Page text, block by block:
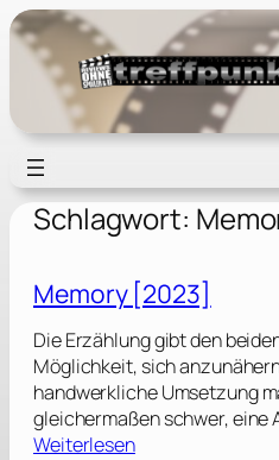
Zum
Inhalt
springen
Schlagwort:
Memory [2023]
Die Erzählung gibt den
Möglichkeit, sich
handwerkliche Umsetzung
gleichermaßen schwer, eine
Weiterlesen: